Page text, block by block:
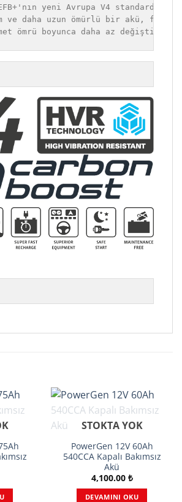
EFB+'nın yeni Avrupa V4
ve daha uzun ömürlü bir akü,
ömrü boyunca daha az
STOKTA YOK
PowerGen 12V 60Ah
540CCA Kapalı Bakımsız
Akü
4,100.00 ₺
DEVAMINI OKU